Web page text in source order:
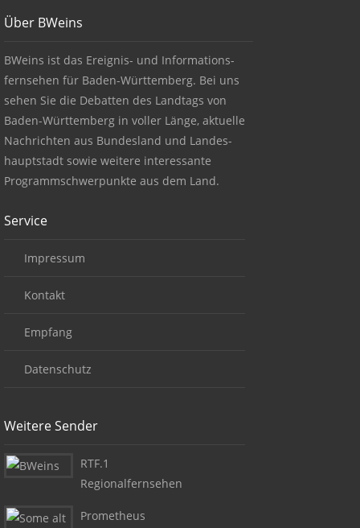
About BWeins
Über BWeins
BWeins ist das Ereignis- und Informations-
fernsehen für Baden-Württemberg. Bei uns
sehen Sie die Debatten des Landtags von
Baden-Württemberg in voller Länge, aktuelle
Nachrichten aus Bundesland und Landes-
hauptstadt sowie weitere interessante
Programmschwerpunkte aus dem Land.
Service
Impressum
Kontakt
Empfang
Datenschutz
Weitere Sender
RTF.1
Regionalfernsehen
Prometheus